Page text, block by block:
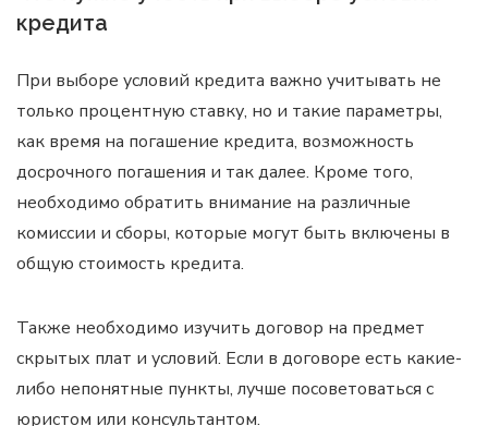
кредита
При выборе условий кредита важно учитывать не
только процентную ставку, но и такие параметры,
как время на погашение кредита, возможность
досрочного погашения и так далее. Кроме того,
необходимо обратить внимание на различные
комиссии и сборы, которые могут быть включены в
общую стоимость кредита.
Также необходимо изучить договор на предмет
скрытых плат и условий. Если в договоре есть какие-
либо непонятные пункты, лучше посоветоваться с
юристом или консультантом.